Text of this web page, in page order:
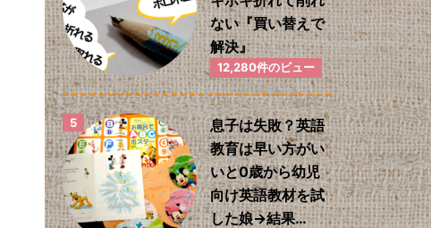
ない『買い替えで
解決』
12,280件のビュー
息子は失敗？英語
教育は早い方がい
いと0歳から幼児
向け英語教材を試
した娘→結果…